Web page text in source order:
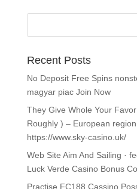
Recent Posts
No Deposit Free Spins
magyar piac Join Now
They Give Whole Your
Roughly ) – European
https://www.sky-casino.uk/
Web Site Aim And Sailing ·
Luck Verde Casino Bonus
Practise FC188 Cassino